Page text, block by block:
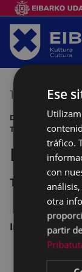
15/03/2017
DÍA
TEATRO
Frida
Teatro
Iris Teatro.
Ese
tráfico.
con
otra
partir